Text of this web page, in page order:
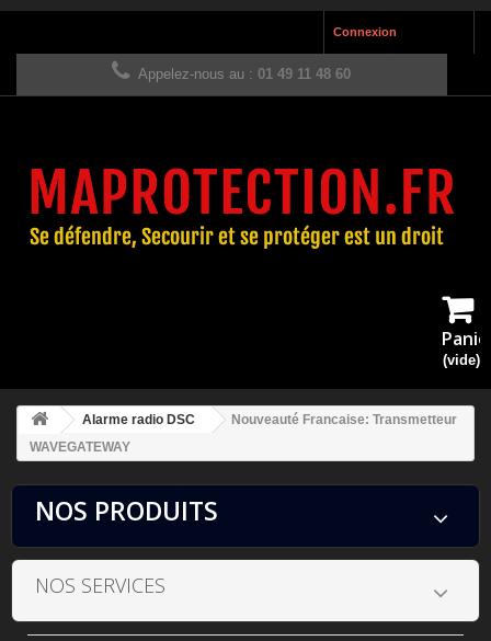
Connexion
Appelez-nous au : 01 49 11 48 60
(vide)
Alarme radio DSC
Nouveauté Francaise: Transmetteur
WAVEGATEWAY
NOS PRODUITS
NOS SERVICES